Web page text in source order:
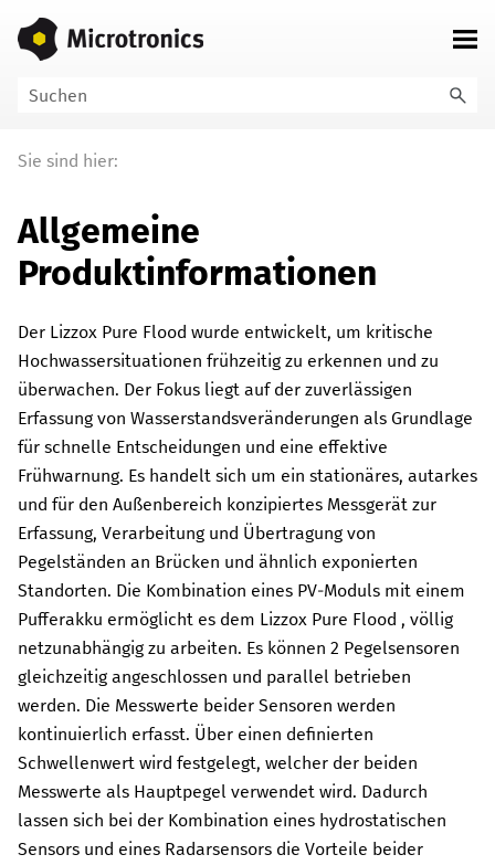
Zu Hauptinhalt springen
Sie sind hier:
Allgemeine
Produktinformationen
Der Lizzox Pure Flood wurde entwickelt, um kritische
Hochwassersituationen frühzeitig zu erkennen und zu
überwachen. Der Fokus liegt auf der zuverlässigen
Erfassung von Wasserstandsveränderungen als Grundlage
für schnelle Entscheidungen und eine effektive
Frühwarnung. Es handelt sich um ein stationäres, autarkes
und für den Außenbereich konzipiertes Messgerät zur
Erfassung, Verarbeitung und Übertragung von
Pegelständen an Brücken und ähnlich exponierten
Standorten. Die Kombination eines PV-Moduls mit einem
Pufferakku ermöglicht es dem Lizzox Pure Flood , völlig
netzunabhängig zu arbeiten. Es können 2 Pegelsensoren
gleichzeitig angeschlossen und parallel betrieben
werden. Die Messwerte beider Sensoren werden
kontinuierlich erfasst. Über einen definierten
Schwellenwert wird festgelegt, welcher der beiden
Messwerte als Hauptpegel verwendet wird. Dadurch
lassen sich bei der Kombination eines hydrostatischen
Sensors und eines Radarsensors die Vorteile beider